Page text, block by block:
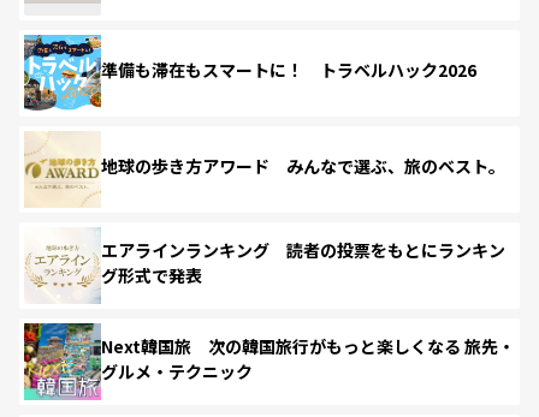
準備も滞在もスマートに！ トラベルハック2026
地球の歩き方アワード みんなで選ぶ、旅のベスト。
エアラインランキング 読者の投票をもとにランキン
グ形式で発表
Next韓国旅 次の韓国旅行がもっと楽しくなる 旅先・
グルメ・テクニック